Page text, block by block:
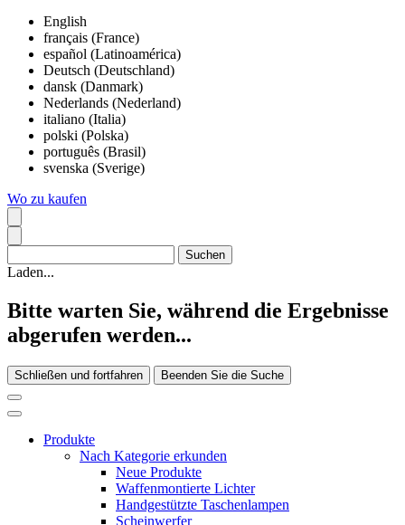
English
français (France)
español (Latinoamérica)
Deutsch (Deutschland)
dansk (Danmark)
Nederlands (Nederland)
italiano (Italia)
polski (Polska)
português (Brasil)
svenska (Sverige)
Wo zu kaufen
Laden...
Bitte warten Sie, während die Ergebnisse
abgerufen werden...
Schließen und fortfahren Beenden Sie die Suche
Produkte
Nach Kategorie erkunden
Neue Produkte
Waffenmontierte Lichter
Handgestützte Taschenlampen
Scheinwerfer